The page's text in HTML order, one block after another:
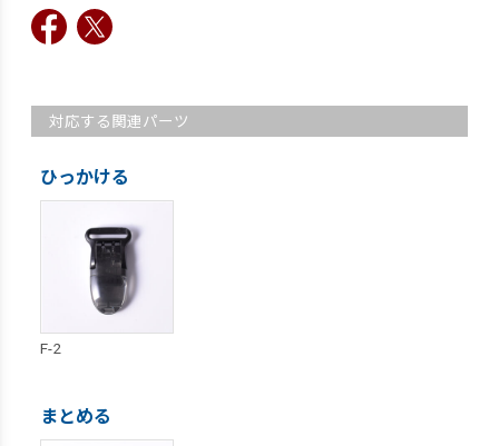
対応する関連パーツ
ひっかける
F-2
まとめる